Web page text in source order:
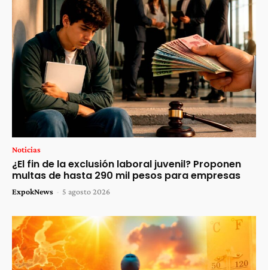
Noticias
¿El fin de la exclusión laboral juvenil? Proponen
multas de hasta 290 mil pesos para empresas
ExpokNews - 5 agosto 2026